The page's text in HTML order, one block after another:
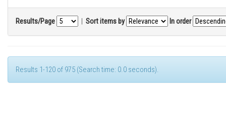
Results/Page | Sort items by In order
Results 1-120 of 975 (Search time: 0.0 seconds).